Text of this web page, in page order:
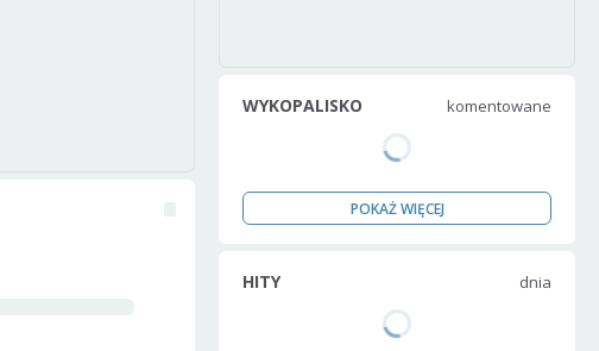
WYKOPALISKO komentowane
POKAŻ WIĘCEJ
HITY dnia